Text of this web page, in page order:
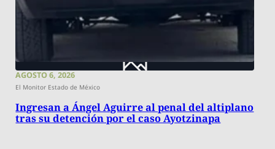
AGOSTO 6, 2026
El Monitor Estado de México
Ingresan a Ángel Aguirre al penal del altiplano
tras su detención por el caso Ayotzinapa